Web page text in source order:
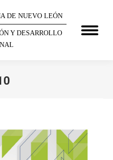
DE NUEVO LEÓN
Y DESARROLLO